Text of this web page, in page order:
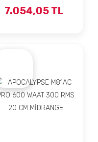
12SD2 1600 WAAT
800 RMS 30 CM
7.054,05 TL